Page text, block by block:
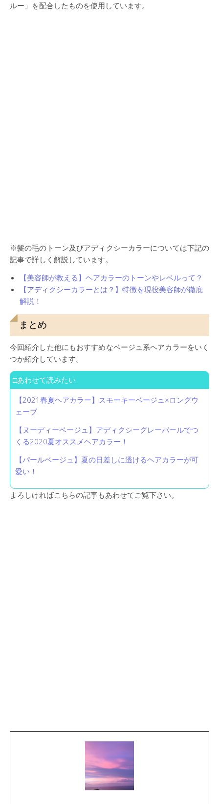
ルー」を配合したものを使用しています。
※髪の毛のトーン及びアディクシーカラーについては下記の
記事で詳しく解説しています。
【美容師が教える】ヘアカラーのトーンやレベルって？
【アディクシーカラーとは？】特徴を現役美容師が徹底
解説！
まとめ
今回紹介した他にもおすすめなベージュ系ヘアカラーをいく
つか紹介しています。
□あわせて読みたい
【2021春夏ヘアカラー】スモーキーベージュ×ロングウ
ェーブ
【ヌーディーベージュ】アディクシーグレーパールでつ
くる2020夏オススメヘアカラー！
【パールベージュ】夏の日差しに透けるヘアカラーが可
愛い！
よろしければこちらの記事もあわせてご覧下さい。